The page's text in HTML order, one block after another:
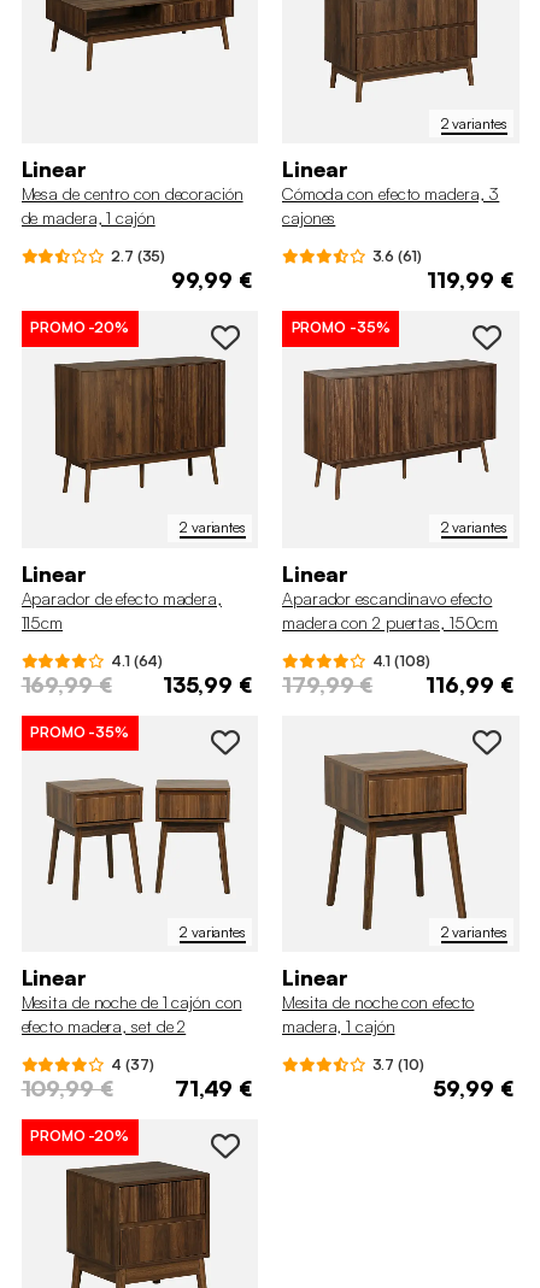
Linear
Mesa de centro con decoración
de madera, 1 cajón
2.7 (35)
99,99 €
2 variantes
Linear
Cómoda con efecto madera, 3
cajones
3.6 (61)
119,99 €
2 variantes
PROMO-20%
Linear
Aparador de efecto madera,
115cm
4.1 (64)
169,99 € 135,99 €
2 variantes
PROMO -35%
Linear
Aparador escandinavo efecto
madera con 2 puertas, 150cm
4.1 (108)
179,99 € 116,99 €
2 variantes
PROMO-35%
Linear
Mesita de noche de 1 cajón con
efecto madera, set de 2
4 (37)
109,99 € 71,49 €
2 variantes
Linear
Mesita de noche con efecto
madera, 1 cajón
3.7 (10)
59,99 €
PROMO-20%